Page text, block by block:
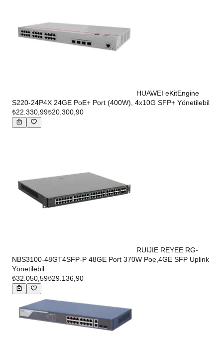
HUAWEI eKitEngine
S220-24P4X 24GE PoE+ Port (400W), 4x10G SFP+ Yönetilebil
₺22.330,99₺20.300,90
RUIJIE REYEE RG-
NBS3100-48GT4SFP-P 48GE Port 370W Poe,4GE SFP Uplink
Yönetilebil
₺32.050,59₺29.136,90